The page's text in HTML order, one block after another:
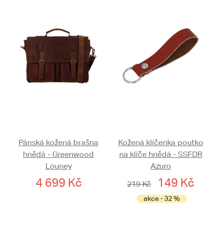
Pánská kožená brašna
hnědá - Greenwood
Louney
4 699 Kč
Kožená klíčenka poutko
na klíče hnědá - SSFDR
Azuro
219 Kč
149 Kč
akce - 32 %